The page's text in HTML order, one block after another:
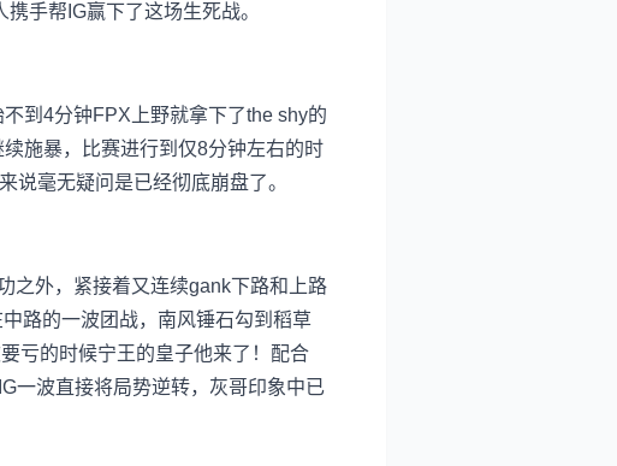
手帮IG赢下了这场生死战。
到4分钟FPX上野就拿下了the shy的
施暴，比赛进行到仅8分钟左右的时
说毫无疑问是已经彻底崩盘了。
之外，紧接着又连续gank下路和上路
路的一波团战，南风锤石勾到稻草
亏的时候宁王的皇子他来了！配合
一波直接将局势逆转，灰哥印象中已